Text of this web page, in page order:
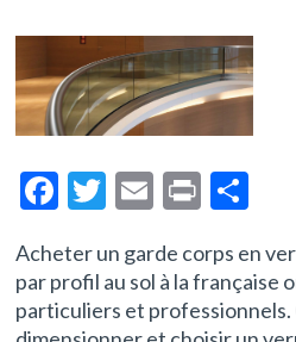
F
e
b
T
itt
er
E
ai
l
Pr
t
ta
g
Acheter un garde corps en
par profil au sol à la française
particuliers et professionnels.